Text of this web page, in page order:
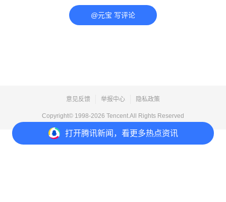
打开腾讯新闻，看更多热点资讯
@元宝 写评论
意见反馈 举报中心 隐私政策
Copyright© 1998-2026 Tencent.All Rights Reserved